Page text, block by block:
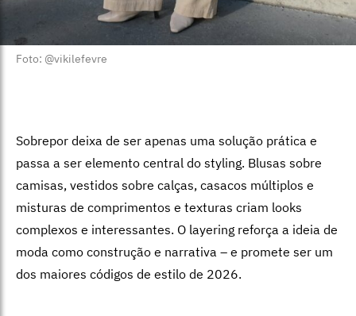
Foto: @vikilefevre
Sobrepor deixa de ser apenas uma solução prática e
passa a ser elemento central do styling. Blusas sobre
camisas, vestidos sobre calças, casacos múltiplos e
misturas de comprimentos e texturas criam looks
complexos e interessantes. O layering reforça a ideia de
moda como construção e narrativa – e promete ser um
dos maiores códigos de estilo de 2026.